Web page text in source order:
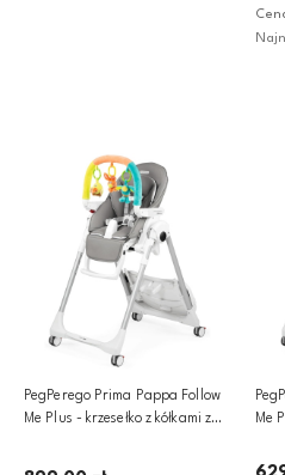
PegPerego Prima Pappa Follow
Me Plus - krzesełko z kółkami z
Me